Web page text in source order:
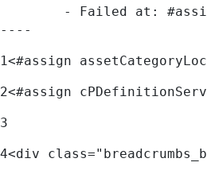
----
1<#assign
2<#assign
3
4<div